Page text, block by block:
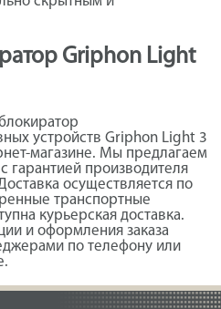
Griphon Light
устройств Griphon Light 3
магазине. Мы предлагаем
гарантией производителя
осуществляется по
транспортные
курьерская доставка.
и оформления заказа
по телефону или